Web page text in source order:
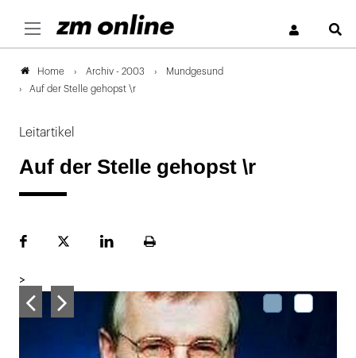
Home Archiv - 2003
Mundgesund
Auf der Stelle gehopst \r
Leitartikel
Auf der Stelle gehopst \r
FacebookPlattformLinekdInSeite
>